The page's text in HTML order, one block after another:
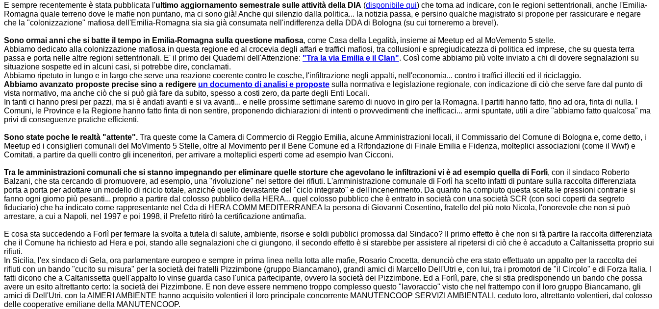
E sempre recentemente è stata pubblicata l'ultimo aggiornamento semestrale sulle attività della DIA (disponibile qui) che torna ad indicare, con le regioni settentrionali, anche l'Emilia-
Romagna quale terreno dove le mafie non puntano, ma ci sono già! Anche qui silenzio dalla politica... la notizia passa, e persino qualche magistrato si propone per rassicurare e negare
che la "colonizzazione" mafiosa dell'Emilia-Romagna sia sia già consumata nell'indifferenza della DDA di Bologna (su cui torneremo a breve!).
Sono ormai anni che si batte il tempo in Emilia-Romagna sulla questione mafiosa, come Casa della Legalità, insieme ai Meetup ed al MoVemento 5 stelle.
Abbiamo dedicato alla colonizzazione mafiosa in questa regione ed al crocevia degli affari e traffici mafiosi, tra collusioni e spregiudicatezza di politica ed imprese, che su questa terra
passa e porta nelle altre regioni settentrionali. E' il primo dei Quaderni dell'Attenzione: "Tra la via Emilia e il Clan". Così come abbiamo più volte inviato a chi di dovere segnalazioni su
situazione sospette ed in alcuni casi, si potrebbe dire, conclamati.
Abbiamo ripetuto in lungo e in largo che serve una reazione coerente contro le cosche, l'infiltrazione negli appalti, nell'economia... contro i traffici illeciti ed il riciclaggio.
Abbiamo avanzato proposte precise sino a redigere un documento di analisi e proposte sulla normativa e legislazione regionale, con indicazione di ciò che serve fare dal punto di
vista normativo, ma anche ciò che si può già fare da subito, spesso a costi zero, da parte degli Enti Locali.
In tanti ci hanno presi per pazzi, ma si è andati avanti e si va avanti... e nelle prossime settimane saremo di nuovo in giro per la Romagna. I partiti hanno fatto, fino ad ora, finta di nulla. I
Comuni, le Province e la Regione hanno fatto finta di non sentire, proponendo dichiarazioni di intenti o provvedimenti che inefficaci... armi spuntate, utili a dire "abbiamo fatto qualcosa" ma
privi di conseguenze pratiche efficienti.
Sono state poche le realtà "attente". Tra queste come la Camera di Commercio di Reggio Emilia, alcune Amministrazioni locali, il Commissario del Comune di Bologna e, come detto, i
Meetup ed i consiglieri comunali del MoVimento 5 Stelle, oltre al Movimento per il Bene Comune ed a Rifondazione di Finale Emilia e Fidenza, molteplici associazioni (come il Wwf) e
Comitati, a partire da quelli contro gli inceneritori, per arrivare a molteplici esperti come ad esempio Ivan Cicconi.
Tra le amministrazioni comunali che si stanno impegnando per eliminare quelle storture che agevolano le infiltrazioni vi è ad esempio quella di Forlì, con il sindaco Roberto
Balzani, che sta cercando di promuovere, ad esempio, una "rivoluzione" nel settore dei rifiuti. L'amministrazione comunale di Forlì ha scelto infatti di puntare sulla raccolta differenziata
porta a porta per adottare un modello di riciclo totale, anziché quello devastante del "ciclo integrato" e dell'incenerimento. Da quanto ha compiuto questa scelta le pressioni contrarie si
fanno ogni giorno più pesanti... proprio a partire dal colosso pubblico della HERA... quel colosso pubblico che è entrato in società con una società SCR (con soci coperti da segreto
fiduciario) che ha indicato come rappresentante nel Cda di HERA COMM MEDITERRANEA la persona di Giovanni Cosentino, fratello del più noto Nicola, l'onorevole che non si può
arrestare, a cui a Napoli, nel 1997 e poi 1998, il Prefetto ritirò la certificazione antimafia.
E cosa sta succedendo a Forlì per fermare la svolta a tutela di salute, ambiente, risorse e soldi pubblici promossa dal Sindaco? Il primo effetto è che non si fà partire la raccolta differenziata
che il Comune ha richiesto ad Hera e poi, stando alle segnalazioni che ci giungono, il secondo effetto è si starebbe per assistere al ripetersi di ciò che è accaduto a Caltanissetta proprio sui
rifiuti.
In Sicilia, l'ex sindaco di Gela, ora parlamentare europeo e sempre in prima linea nella lotta alle mafie, Rosario Crocetta, denunciò che era stato effettuato un appalto per la raccolta dei
rifiuti con un bando "cucito su misura" per la società dei fratelli Pizzimbone (gruppo Biancamano), grandi amici di Marcello Dell'Utri e, con lui, tra i promotori de "il Circolo" e di Forza Italia. I
fatti dicono che a Caltanissetta quell'appalto lo vinse guarda caso l'unica partecipante, ovvero la società dei Pizzimbone. Ed a Forlì, pare, che si stia predisponendo un bando che possa
avere un esito altrettanto certo: la società dei Pizzimbone. E non deve essere nemmeno troppo complesso questo "lavoraccio" visto che nel frattempo con il loro gruppo Biancamano, gli
amici di Dell'Utri, con la AIMERI AMBIENTE hanno acquisito volentieri il loro principale concorrente MANUTENCOOP SERVIZI AMBIENTALI, ceduto loro, altrettanto volentieri, dal colosso
delle cooperative emiliane della MANUTENCOOP.